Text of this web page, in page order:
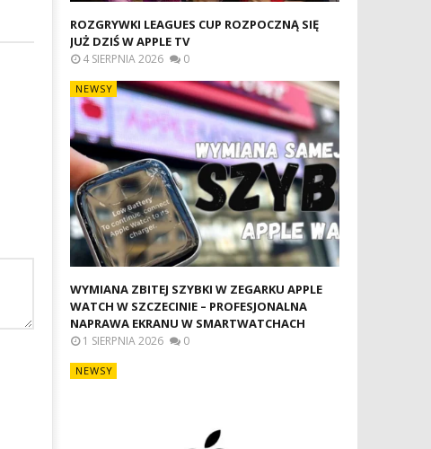
ROZGRYWKI LEAGUES CUP ROZPOCZNĄ SIĘ
JUŻ DZIŚ W APPLE TV
4 SIERPNIA 2026 0
NEWSY
WYMIANA ZBITEJ SZYBKI W ZEGARKU APPLE
WATCH W SZCZECINIE – PROFESJONALNA
NAPRAWA EKRANU W SMARTWATCHACH
1 SIERPNIA 2026 0
NEWSY